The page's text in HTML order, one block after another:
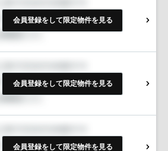
会員登録をして限定物件を見る
会員登録をして限定物件を見る
会員登録をして限定物件を見る